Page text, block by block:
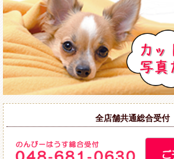
全店舗共通総合受付